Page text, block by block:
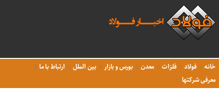
خانه فولاد فلزات معدن بورس و بازار بین الملل
ارتباط با ما
معرفی شرکتها